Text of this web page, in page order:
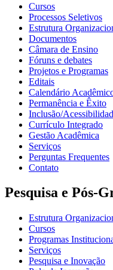
Cursos
Processos Seletivos
Estrutura
Documentos
Câmara de Ensino
Fóruns e debates
Projetos e Programas
Editais
Calendário
Permanência e Êxito
Inclusão/
Currículo Integrado
Gestão Acadêmica
Serviços
Perguntas Frequentes
Contato
Pesquisa e Pós-
Estrutura
Cursos
Programas
Serviços
Pesquisa e Inovação